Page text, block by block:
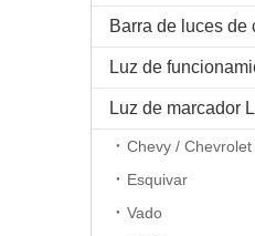
Luz de marcador
Chevy / Chevrolet
Esquivar
Vado